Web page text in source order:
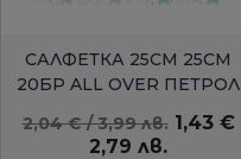
БЪРЗ ПРЕГЛЕД
САЛФЕТКА 25СМ 25СМ
20БР ALL OVER ПЕТРОЛ
2,04 € / 3,99 лв. 1,43 €
2,79 лв.